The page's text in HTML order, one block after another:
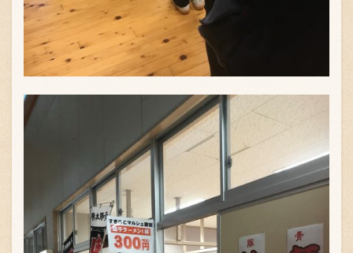
〒869-1107 熊本県菊池郡菊陽町辛川448
TEL:096-349-2222
FAX:096-349-2288